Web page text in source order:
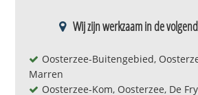
Wij zijn werkzaam in de
Oosterzee-Buitengebied,
Marren
Oosterzee-Kom, Oosterzee, De